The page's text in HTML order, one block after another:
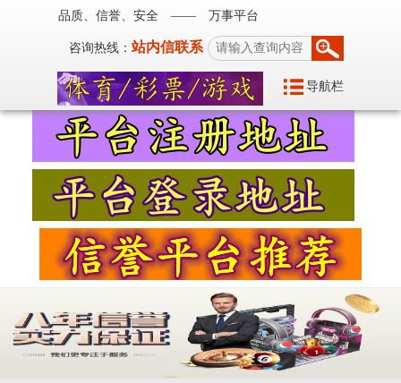
品质、信誉、安全 —— 万事平台
咨询热线：站内信联系
导航栏